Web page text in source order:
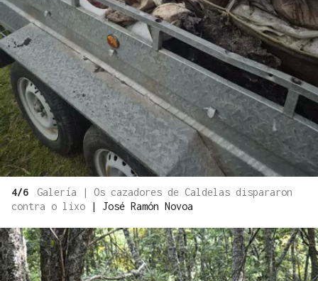
4/6
Galería | Os cazadores de Caldelas dispararon
contra o lixo
| José Ramón Novoa